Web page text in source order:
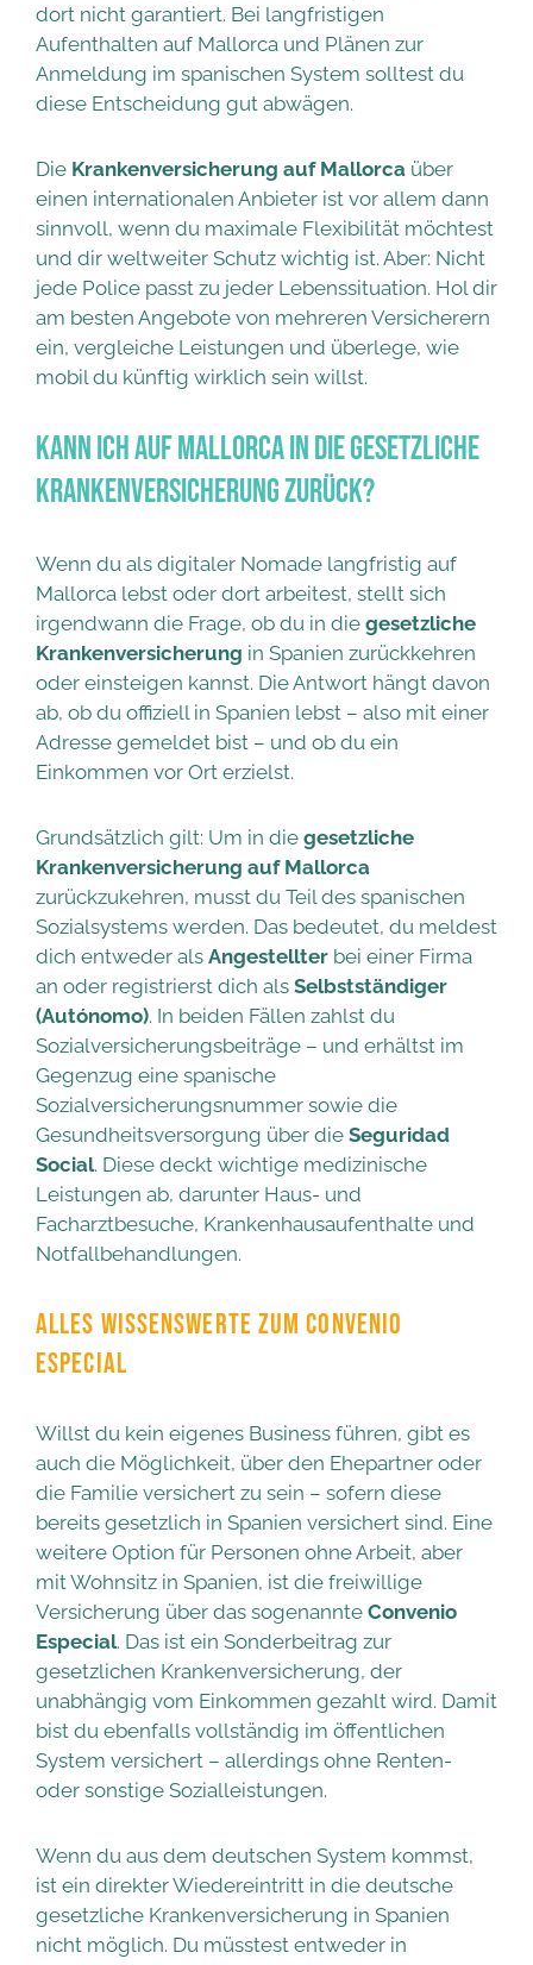
dort nicht garantiert. Bei langfristigen
Aufenthalten auf Mallorca und Plänen zur
Anmeldung im spanischen System solltest du
diese Entscheidung gut abwägen.
Die Krankenversicherung auf Mallorca über
einen internationalen Anbieter ist vor allem dann
sinnvoll, wenn du maximale Flexibilität möchtest
und dir weltweiter Schutz wichtig ist. Aber: Nicht
jede Police passt zu jeder Lebenssituation. Hol dir
am besten Angebote von mehreren Versicherern
ein, vergleiche Leistungen und überlege, wie
mobil du künftig wirklich sein willst.
Kann ich auf Mallorca in die gesetzliche
Krankenversicherung zurück?
Wenn du als digitaler Nomade langfristig auf
Mallorca lebst oder dort arbeitest, stellt sich
irgendwann die Frage, ob du in die gesetzliche
Krankenversicherung in Spanien zurückkehren
oder einsteigen kannst. Die Antwort hängt davon
ab, ob du offiziell in Spanien lebst – also mit einer
Adresse gemeldet bist – und ob du ein
Einkommen vor Ort erzielst.
Grundsätzlich gilt: Um in die gesetzliche
Krankenversicherung auf Mallorca
zurückzukehren, musst du Teil des spanischen
Sozialsystems werden. Das bedeutet, du meldest
dich entweder als Angestellter bei einer Firma
an oder registrierst dich als Selbstständiger
(Autónomo). In beiden Fällen zahlst du
Sozialversicherungsbeiträge – und erhältst im
Gegenzug eine spanische
Sozialversicherungsnummer sowie die
Gesundheitsversorgung über die Seguridad
Social. Diese deckt wichtige medizinische
Leistungen ab, darunter Haus- und
Facharztbesuche, Krankenhausaufenthalte und
Notfallbehandlungen.
ALLES WISSENSWERTE ZUM CONVENIO
ESPECIAL
Willst du kein eigenes Business führen, gibt es
auch die Möglichkeit, über den Ehepartner oder
die Familie versichert zu sein – sofern diese
bereits gesetzlich in Spanien versichert sind. Eine
weitere Option für Personen ohne Arbeit, aber
mit Wohnsitz in Spanien, ist die freiwillige
Versicherung über das sogenannte Convenio
Especial. Das ist ein Sonderbeitrag zur
gesetzlichen Krankenversicherung, der
unabhängig vom Einkommen gezahlt wird. Damit
bist du ebenfalls vollständig im öffentlichen
System versichert – allerdings ohne Renten-
oder sonstige Sozialleistungen.
Wenn du aus dem deutschen System kommst,
ist ein direkter Wiedereintritt in die deutsche
gesetzliche Krankenversicherung in Spanien
nicht möglich. Du müsstest entweder in